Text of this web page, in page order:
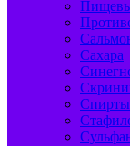
Сахара
Спирты